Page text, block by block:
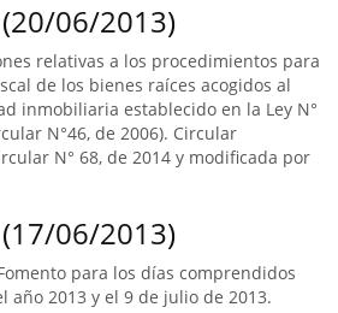
06/2013)
relativas a los procedimientos para
de los bienes raíces acogidos al
inmobiliaria establecido en la Ley N°
N°46, de 2006). Circular
N° 68, de 2014 y modificada por
06/2013)
para los días comprendidos
año 2013 y el 9 de julio de 2013.